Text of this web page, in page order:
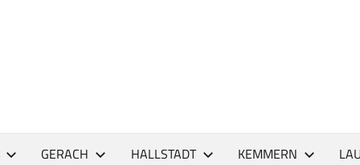
GERACH HALLSTADT KEMMERN